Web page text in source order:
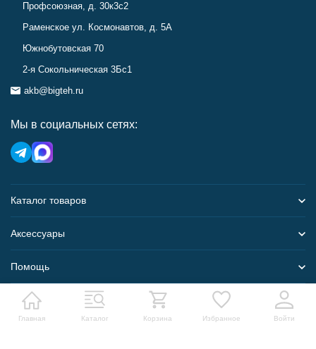
Главная Каталог Корзина Избранное Войти
Профсоюзная, д. 30к3с2
Раменское ул. Космонавтов, д. 5А
Южнобутовская 70
2-я Сокольническая 3Бс1
akb@bigteh.ru
Мы в социальных сетях:
Каталог товаров
Аксессуары
Помощь
Карта сайта